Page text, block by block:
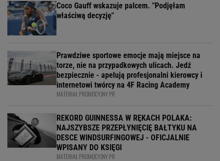
Coco Gauff wskazuje palcem. "Podjęłam
właściwą decyzję"
Prawdziwe sportowe emocje mają miejsce na
torze, nie na przypadkowych ulicach. Jedź
bezpiecznie - apelują profesjonalni kierowcy i
internetowi twórcy na 4F Racing Academy
MATERIAŁ PROMOCYJNY PR
REKORD GUINNESSA W RĘKACH POLAKA:
NAJSZYBSZE PRZEPŁYNIĘCIĘ BAŁTYKU NA
DESCE WINDSURFINGOWEJ - OFICJALNIE
WPISANY DO KSIĘGI
MATERIAŁ PROMOCYJNY PR